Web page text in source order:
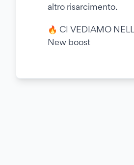
altro risarcimento.
🔥 CI VEDIAMO
New boost